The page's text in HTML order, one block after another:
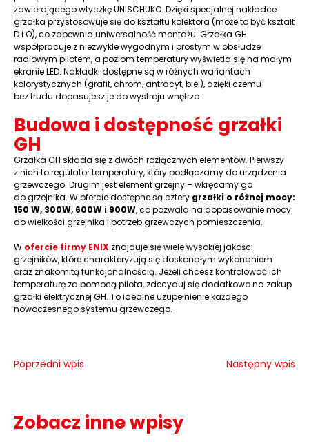
zawierającego wtyczkę UNISCHUKO. Dzięki specjalnej nakładce
grzałka przystosowuje się do kształtu kolektora (może to być kształt
D i O), co zapewnia uniwersalność montażu. Grzałka GH
współpracuje z niezwykle wygodnym i prostym w obsłudze
radiowym pilotem, a poziom temperatury wyświetla się na małym
ekranie LED. Nakładki dostępne są w różnych wariantach
kolorystycznych (grafit, chrom, antracyt, biel), dzięki czemu
bez trudu dopasujesz je do wystroju wnętrza.
Budowa i dostępność grzałki
GH
Grzałka GH składa się z dwóch rozłącznych elementów. Pierwszy
z nich to regulator temperatury, który podłączamy do urządzenia
grzewczego. Drugim jest element grzejny – wkręcamy go
do grzejnika. W ofercie dostępne są cztery grzałki o różnej mocy:
150 W, 300W, 600W i 900W, co pozwala na dopasowanie mocy
do wielkości grzejnika i potrzeb grzewczych pomieszczenia.
W ofercie firmy ENIX znajduje się wiele wysokiej jakości
grzejników, które charakteryzują się doskonałym wykonaniem
oraz znakomitą funkcjonalnością. Jeżeli chcesz kontrolować ich
temperaturę za pomocą pilota, zdecyduj się dodatkowo na zakup
grzałki elektrycznej GH. To idealne uzupełnienie każdego
nowoczesnego systemu grzewczego.
Poprzedni wpis Następny wpis
Zobacz inne wpisy